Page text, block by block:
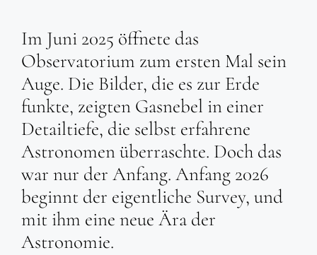
Im Juni 2025 öffnete das
Observatorium zum ersten Mal sein
Auge. Die Bilder, die es zur Erde
funkte, zeigten Gasnebel in einer
Detailtiefe, die selbst erfahrene
Astronomen überraschte. Doch das
war nur der Anfang. Anfang 2026
beginnt der eigentliche Survey, und
mit ihm eine neue Ära der
Astronomie.